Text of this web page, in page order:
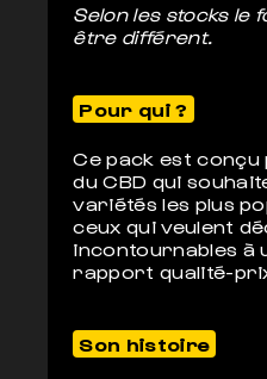
Selon les stocks le
être différent.
Pour qui ?
Ce pack est
du CBD qui
variétés les plus
ceux qui veulent
incontournables à
rapport qualité-
Son histoire